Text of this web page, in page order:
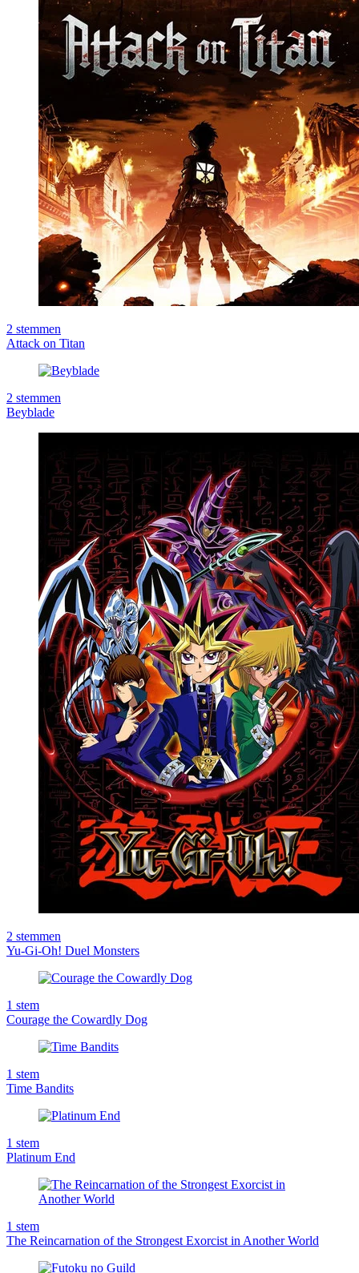
2 stemmen
Attack on Titan
2 stemmen
Beyblade
2 stemmen
Yu-Gi-Oh! Duel Monsters
1 stem
Courage the Cowardly Dog
1 stem
Time Bandits
1 stem
Platinum End
1 stem
The Reincarnation of the Strongest Exorcist in Another World